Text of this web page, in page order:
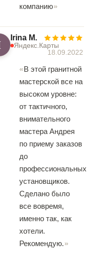
компанию
Irina M.
Яндекс.Карты
18.09.2022
В этой гранитной
мастерской все на
высоком уровне:
от тактичного,
внимательного
мастера Андрея
по приему заказов
до
профессиональных
установщиков.
Сделано было
все вовремя,
именно так, как
хотели.
Рекомендую.